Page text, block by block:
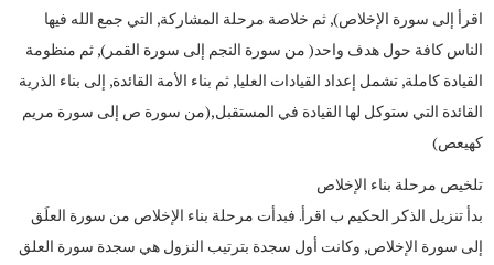
اقرأ إلى سورة الإخلاص), ثم خلاصة مرحلة المشاركة, التي جمع الله فيها
الناس كافة حول هدف واحد( من سورة النجم إلى سورة القمر), ثم منظومة
القيادة كاملة, تشمل إعداد القيادات العليا, ثم بناء الأمة القائدة, إلى بناء الذرية
القائدة التي ستوكل لها القيادة في المستقبل,(من سورة ص إلى سورة مريم
كهيعص)
تلخيص مرحلة بناء الإخلاص
بدأ تنزيل الذكر الحكيم ب اقرأ. فبدأت مرحلة بناء الإخلاص من سورة العلَق
إلى سورة الإخلاص, وكانت أول سجدة بترتيب النزول هي سجدة سورة العلق